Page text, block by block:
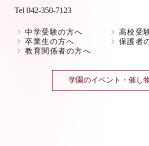
Tel 042-350-7123
中学受験の方へ
高校受
卒業生の方へ
保護者
教育関係者の方へ
学園のイベント・催し